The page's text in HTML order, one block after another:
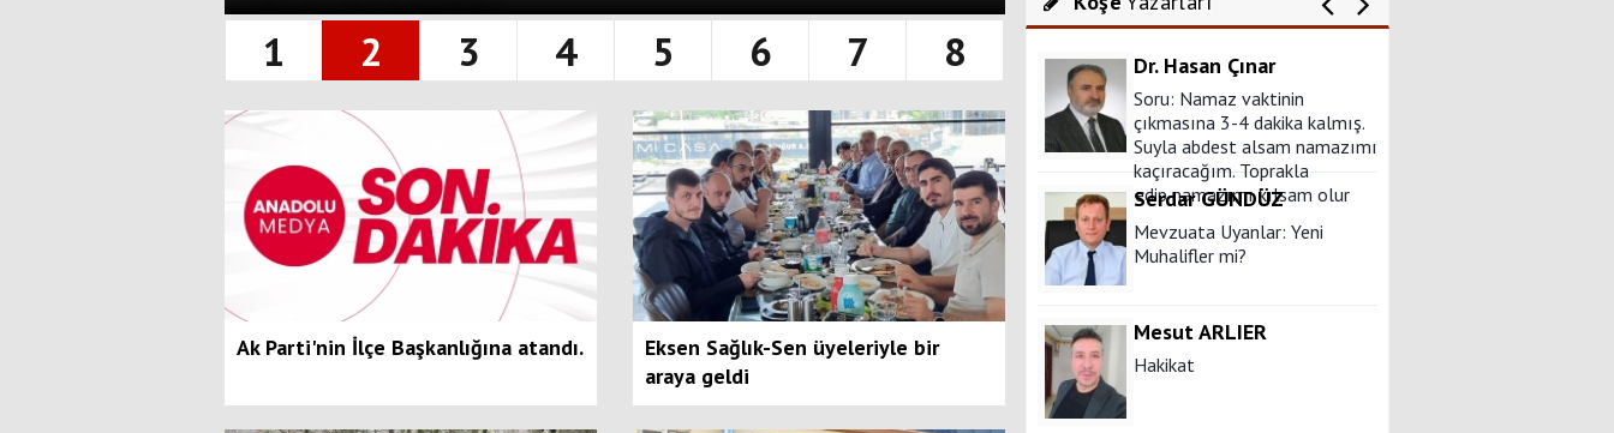
1 2 3 4 5 6 7 8
Ak Parti'nin İlçe Başkanlığına atandı.
Eksen Sağlık-Sen üyeleriyle bir
araya geldi
Dr. Hasan Çınar
Soru: Namaz vaktinin
çıkmasına 3-4 dakika kalmış.
Suyla abdest alsam namazımı
kaçıracağım. Toprakla
teyemmüm edip namazımı kılsam olur
mu?
Serdar GÜNDÜZ
Mevzuata Uyanlar: Yeni
Muhalifler mi?
Mesut ARLIER
Hakikat